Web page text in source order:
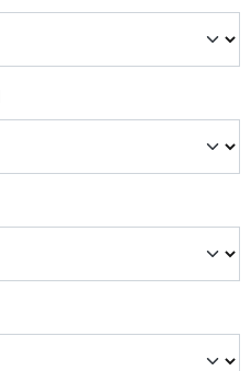
auswählen